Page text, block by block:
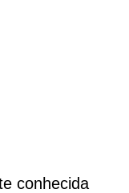
conhecida